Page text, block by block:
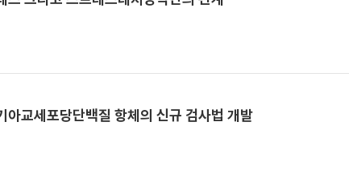
교세포당단백질 항체의 신규 검사법 개발